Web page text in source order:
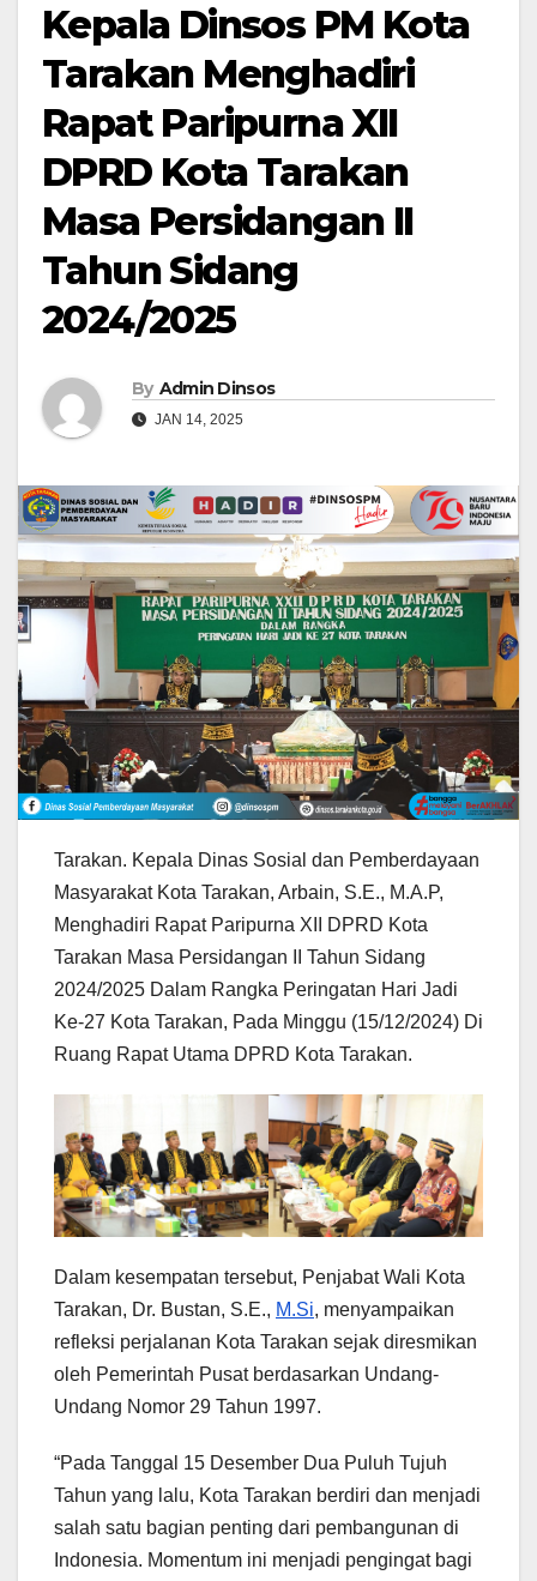
Kepala Dinsos PM Kota
Tarakan Menghadiri
Rapat Paripurna XII
DPRD Kota Tarakan
Masa Persidangan II
Tahun Sidang
2024/2025
By Admin Dinsos
JAN 14, 2025
Tarakan. Kepala Dinas Sosial dan Pemberdayaan
Masyarakat Kota Tarakan, Arbain, S.E., M.A.P,
Menghadiri Rapat Paripurna XII DPRD Kota
Tarakan Masa Persidangan II Tahun Sidang
2024/2025 Dalam Rangka Peringatan Hari Jadi
Ke-27 Kota Tarakan, Pada Minggu (15/12/2024) Di
Ruang Rapat Utama DPRD Kota Tarakan.
Dalam kesempatan tersebut, Penjabat Wali Kota
Tarakan, Dr. Bustan, S.E., M.Si, menyampaikan
refleksi perjalanan Kota Tarakan sejak diresmikan
oleh Pemerintah Pusat berdasarkan Undang-
Undang Nomor 29 Tahun 1997.
“Pada Tanggal 15 Desember Dua Puluh Tujuh
Tahun yang lalu, Kota Tarakan berdiri dan menjadi
salah satu bagian penting dari pembangunan di
Indonesia. Momentum ini menjadi pengingat bagi